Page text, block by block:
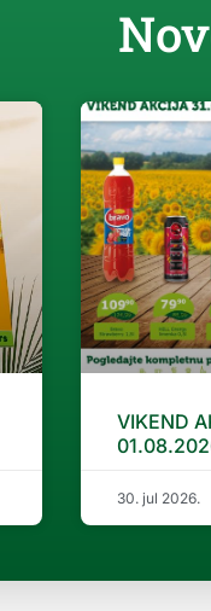
VIKEND
30. jul 2026.